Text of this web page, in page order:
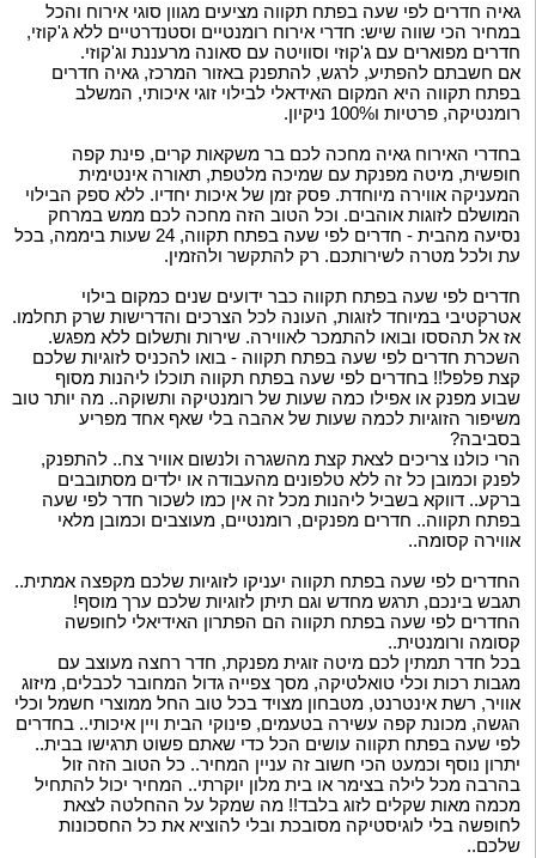
גאיה חדרים לפי שעה בפתח תקווה מציעים מגוון סוגי אירוח והכל
במחיר הכי שווה שיש: חדרי אירוח רומנטיים וסטנדרטיים ללא ג'קוזי,
חדרים מפוארים עם ג'קוזי וסוויטה עם סאונה מרעננת וג'קוזי.
אם חשבתם להפתיע, לרגש, להתפנק באזור המרכז, גאיה חדרים
בפתח תקווה היא המקום האידאלי לבילוי זוגי איכותי, המשלב
רומנטיקה, פרטיות ו100% ניקיון.
בחדרי האירוח גאיה מחכה לכם בר משקאות קרים, פינת קפה
חופשית, מיטה מפנקת עם שמיכה מלטפת, תאורה אינטימית
המעניקה אווירה מיוחדת. פסק זמן של איכות יחדיו. ללא ספק הבילוי
המושלם לזוגות אוהבים. וכל הטוב הזה מחכה לכם ממש במרחק
נסיעה מהבית - חדרים לפי שעה בפתח תקווה, 24 שעות ביממה, בכל
עת ולכל מטרה לשירותכם. רק להתקשר ולהזמין.
חדרים לפי שעה בפתח תקווה כבר ידועים שנים כמקום בילוי
אטרקטיבי במיוחד לזוגות, העונה לכל הצרכים והדרישות שרק תחלמו.
אז אל תהססו ובואו להתמכר לאווירה. שירות ותשלום ללא מפגש.
השכרת חדרים לפי שעה בפתח תקווה - בואו להכניס לזוגיות שלכם
קצת פלפל!! בחדרים לפי שעה בפתח תקווה תוכלו ליהנות מסוף
שבוע מפנק או אפילו כמה שעות של רומנטיקה ותשוקה.. מה יותר טוב
משיפור הזוגיות לכמה שעות של אהבה בלי שאף אחד מפריע
בסביבה?
הרי כולנו צריכים לצאת קצת מהשגרה ולנשום אוויר צח.. להתפנק,
לפנק וכמובן כל זה ללא טלפונים מהעבודה או ילדים מסתובבים
ברקע.. דווקא בשביל ליהנות מכל זה אין כמו לשכור חדר לפי שעה
בפתח תקווה.. חדרים מפנקים, רומנטיים, מעוצבים וכמובן מלאי
אווירה קסומה..
החדרים לפי שעה בפתח תקווה יעניקו לזוגיות שלכם מקפצה אמתית..
תגבש בינכם, תרגש מחדש וגם תיתן לזוגיות שלכם ערך מוסף!
החדרים לפי שעה בפתח תקווה הם הפתרון האידיאלי לחופשה
קסומה ורומנטית..
בכל חדר תמתין לכם מיטה זוגית מפנקת, חדר רחצה מעוצב עם
מגבות רכות וכלי טואלטיקה, מסך צפייה גדול המחובר לכבלים, מיזוג
אוויר, רשת אינטרנט, מטבחון מצויד בכל טוב החל ממוצרי חשמל וכלי
הגשה, מכונת קפה עשירה בטעמים, פינוקי הבית ויין איכותי.. בחדרים
לפי שעה בפתח תקווה עושים הכל כדי שאתם פשוט תרגישו בבית..
יתרון נוסף וכמעט הכי חשוב זה עניין המחיר.. כל הטוב הזה זול
בהרבה מכל לילה בצימר או בית מלון יוקרתי.. המחיר יכול להתחיל
מכמה מאות שקלים לזוג בלבד!! מה שמקל על ההחלטה לצאת
לחופשה בלי לוגיסטיקה מסובכת ובלי להוציא את כל החסכונות
שלכם..